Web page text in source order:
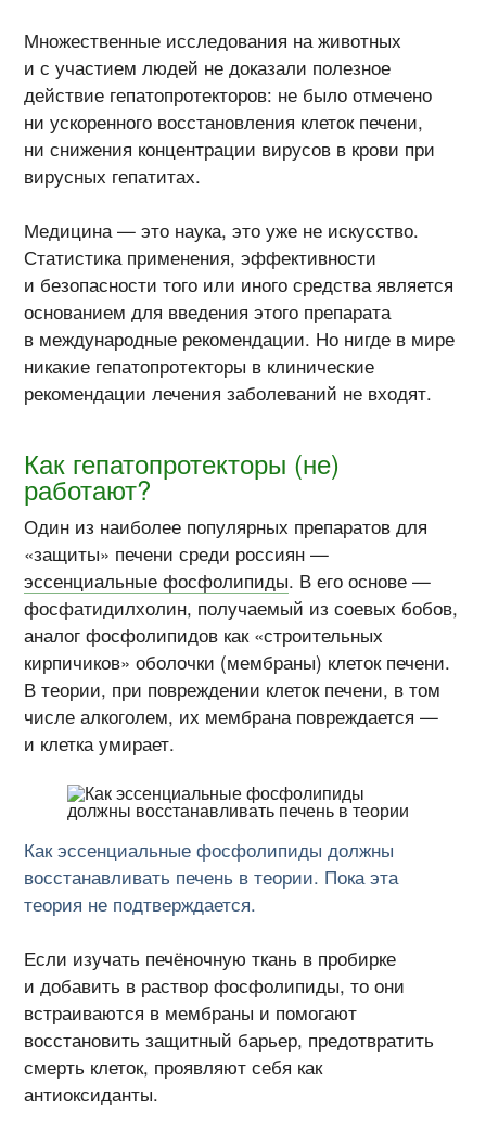
Множественные исследования на животных
и с участием людей не доказали полезное
действие гепатопротекторов: не было отмечено
ни ускоренного восстановления клеток печени,
ни снижения концентрации вирусов в крови при
вирусных гепатитах.
Медицина — это наука, это уже не искусство.
Статистика применения, эффективности
и безопасности того или иного средства является
основанием для введения этого препарата
в международные рекомендации. Но нигде в мире
никакие гепатопротекторы в клинические
рекомендации лечения заболеваний не входят.
Как гепатопротекторы (не)
работают?
Один из наиболее популярных препаратов для
«защиты» печени среди россиян —
эссенциальные фосфолипиды. В его основе —
фосфатидилхолин, получаемый из соевых бобов,
аналог фосфолипидов как «строительных
кирпичиков» оболочки (мембраны) клеток печени.
В теории, при повреждении клеток печени, в том
числе алкоголем, их мембрана повреждается —
и клетка умирает.
Как эссенциальные фосфолипиды должны
восстанавливать печень в теории. Пока эта
теория не подтверждается.
Если изучать печёночную ткань в пробирке
и добавить в раствор фосфолипиды, то они
встраиваются в мембраны и помогают
восстановить защитный барьер, предотвратить
смерть клеток, проявляют себя как
антиоксиданты.